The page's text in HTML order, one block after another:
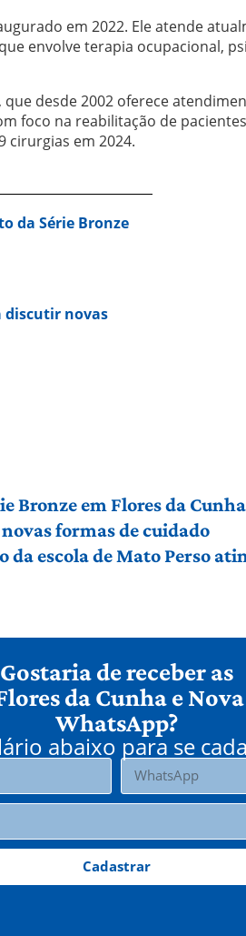
em 2022. Ele atende
envolve terapia ocupacional,
desde 2002 oferece
foco na reabilitação de
cirurgias em 2024.
da Série Bronze
discutir novas
Bronze em Flores da Cunha
formas de cuidado
da escola de Mato Perso
Gostaria de receber as
da Cunha e
WhatsApp?
abaixo para se
Cadastrar